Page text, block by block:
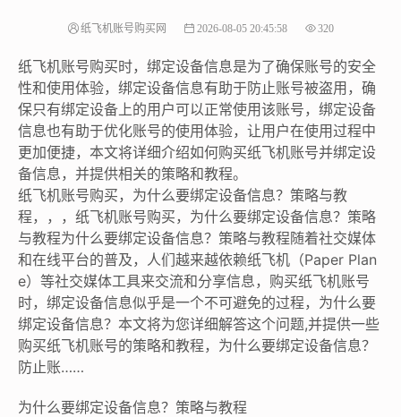
纸飞机账号购买网 2026-08-05 20:45:58 320
纸飞机账号购买时，绑定设备信息是为了确保账号的安全
性和使用体验，绑定设备信息有助于防止账号被盗用，确
保只有绑定设备上的用户可以正常使用该账号，绑定设备
信息也有助于优化账号的使用体验，让用户在使用过程中
更加便捷，本文将详细介绍如何购买纸飞机账号并绑定设
备信息，并提供相关的策略和教程。
纸飞机账号购买，为什么要绑定设备信息？策略与教
程，，，纸飞机账号购买，为什么要绑定设备信息？策略
与教程为什么要绑定设备信息？策略与教程随着社交媒体
和在线平台的普及，人们越来越依赖纸飞机（Paper Plan
e）等社交媒体工具来交流和分享信息，购买纸飞机账号
时，绑定设备信息似乎是一个不可避免的过程，为什么要
绑定设备信息？本文将为您详细解答这个问题,并提供一些
购买纸飞机账号的策略和教程，为什么要绑定设备信息？
防止账……
为什么要绑定设备信息？策略与教程